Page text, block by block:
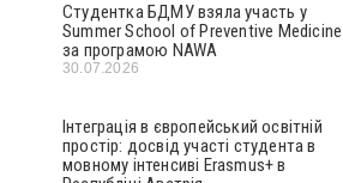
Студентка БДМУ взяла участь у
Summer School of Preventive Medicine
за програмою NAWA
30.07.2026
Інтеграція в європейський освітній
простір: досвід участі студента в
мовному інтенсиві Erasmus+ в